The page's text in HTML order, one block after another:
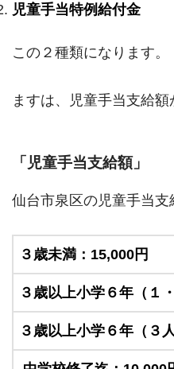
児童手当特例給付金
この２種類になります。
ますは、児童手当支給額
「児童手当支給額」
仙台市泉区の児童手当支
３歳未満：15,000円
３歳以上小学６年（１
３歳以上小学６年（３